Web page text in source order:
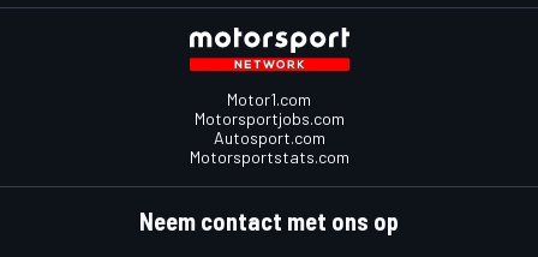
Motor1.com
Motorsportjobs.com
Autosport.com
Motorsportstats.com
Neem contact met ons op